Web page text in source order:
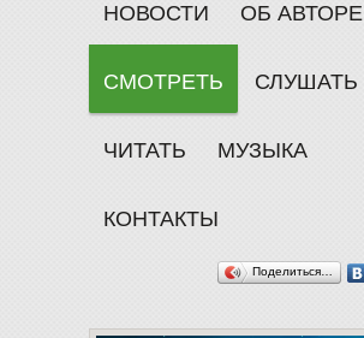
НОВОСТИ ОБ АВТОРЕ
СМОТРЕТЬ СЛУШАТЬ
ЧИТАТЬ МУЗЫКА
КОНТАКТЫ
Поделиться…